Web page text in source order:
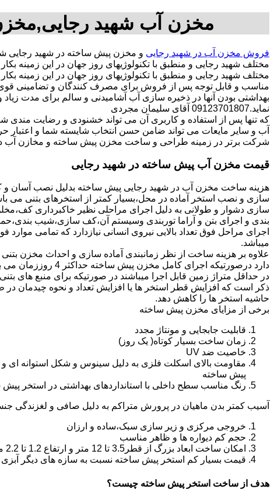
مخزن آب شهید
فروش مخزن آب در شهید رجایی و مخزن پیش ساخته در شهید رجایی
مختلف شهید رجایی و منطبق با تکنولوژیهای روز جهان در این
مختلف شهید رجایی و منطبق با تکنولوژیهای روز جهان در این زمینه
مناسب و قابل توجه پس از فروش برای مصرف کنندگان و تضامینی
بهداشتی بودن آنها در ذخیره سازی آب آشامیدنی و سالم برای مدت
نماید.09123701807 آقای سلیمان مجردی
که تنها پس از استفاده و کاربری آن می تواند خشنودی و رضایت
آب و سایر مایعات می تواند ضامن حسن انتخاب شایسته شما و
شرکت برتر در زمینه طراحی و ساخت مخزن پیش ساخته و مخازن آب
قیمت مخزن آب پیش ساخته در شهید رجایی
هزینه ساخت مخزن آب در شهید رجایی پیش ساخته بدلیل نصب آسان و
سازی و نصب استخر آماده در محل،بسیار کمتر از استخرهای بتنی می
سازی دشوار و طولانی به دلیل اجرای مراحلی نظیر خاکبرداری
بندی و اجرای بتن و آراما توربندی وسیستم آن،کف سازی،شیب
اجرای مراحل فوق تعداد بالایی نیروی انسانی نیازدارد که تمامی
میباشد.
دارد درصورتیکه اجرای
در حداقل متراژ زمین قابل اجرا میباشند در صورتیکه برای منبع های
ذکر است که افزایش قطر استخر ها یا افزایش تعداد و نحوه چیدمان
حاشیه استخر ها را کاهش دهد.
برخی از مزایای مخزن پیش ساخته
قابلیت جابجایی و مونتاژ مجدد
زمان ساخت بسیار کوتاه( یک روز)
خاصیت ضد UV
مقاومت بالای اسکلت فلزی به دلیل سینوس و شکل استوانه ای
پیش ساخته
رنگ مناسب سطح داخلی با استانداردهای بهداشتی در استخر پیش
آسیب کمتر بدن ماهیان در پرورش متراکم به دلیل صافی و لغزندگی
خروجی مرکزی و زیر سازی سبک،ساده و ارزان
حجم کم دیواره ها و ظاهر مناسب
امکان ساخت ابعاد بزرگ از قطر3.5 تا 12 متر و ارتفاع 1.2 تا 2.2 متر
قیمت بسیار کم استخر پیش ساخته نسبت به سازه های دیگر
هدف از ساخت استخر پیش ساخته چیست؟